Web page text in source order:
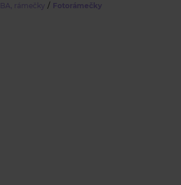
rámečky / Fotorámečky